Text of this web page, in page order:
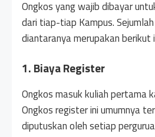
Ongkos yang wajib dibayar
dari tiap-tiap Kampus.
diantaranya merupakan berikut
1. Biaya Register
Ongkos masuk kuliah pertama
Ongkos register ini umumnya
diputuskan oleh setiap